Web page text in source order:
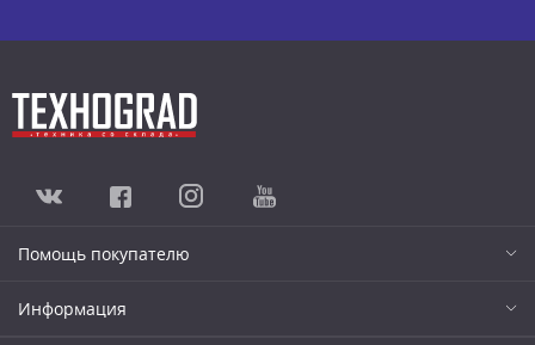
Помощь покупателю
Информация